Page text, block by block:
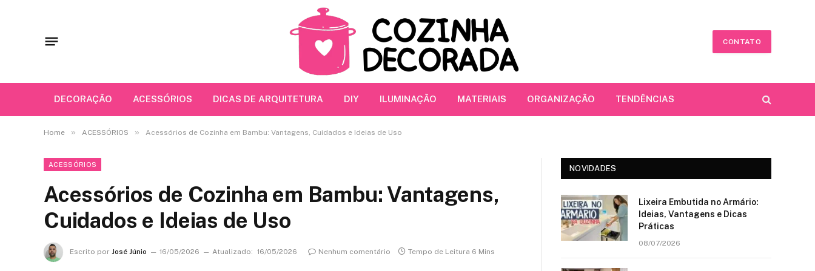
CONTATO
DECORAÇÃO ACESSÓRIOS DICAS DE ARQUITETURA DIY ILUMINAÇÃO MATERIAIS ORGANIZAÇÃO TENDÊNCIAS
Home » ACESSÓRIOS » Acessórios de Cozinha em Bambu: Vantagens, Cuidados e Ideias de Uso
ACESSÓRIOS
Acessórios de Cozinha em Bambu: Vantagens,
Cuidados e Ideias de Uso
Escrito por José Júnio 16/05/2026 Atualizado: 16/05/2026 Nenhum comentário Tempo de Leitura 6 Mins
NOVIDADES
Lixeira Embutida no Armário:
Ideias, Vantagens e Dicas
Práticas
08/07/2026